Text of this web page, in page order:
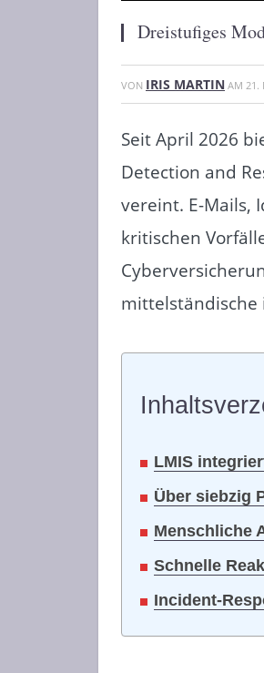
Dreistufiges
VON IRIS MARTIN AM 21.
Seit April 2026
Detection and
vereint. E-Mails,
kritischen
LMIS
Über siebzig
Menschliche
Schnelle
Incident-